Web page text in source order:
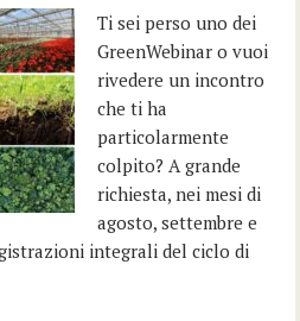
Ti sei perso uno dei
GreenWebinar o vuoi
rivedere un incontro
che ti ha
particolarmente
colpito? A grande
richiesta, nei mesi di
agosto, settembre e
integrali del ciclo di